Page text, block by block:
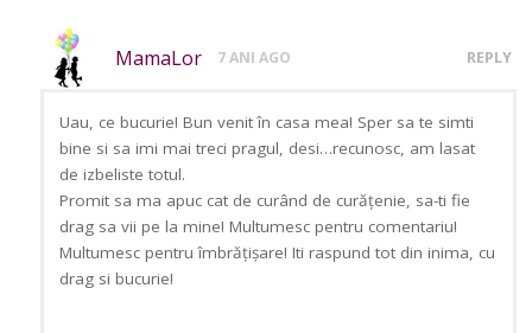
MamaLor 7 ANI AGO REPLY
Uau, ce bucurie! Bun venit în casa mea! Sper sa te simti
bine si sa imi mai treci pragul, desi…recunosc, am lasat
de izbeliste totul.
Promit sa ma apuc cat de curând de curățenie, sa-ti fie
drag sa vii pe la mine! Multumesc pentru comentariu!
Multumesc pentru îmbrățișare! Iti raspund tot din inima, cu
drag si bucurie!